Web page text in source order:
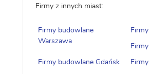
Firmy z innych miast:
Firmy budowlane
Warszawa
Firmy
Firmy
Firmy budowlane Gdańsk Firmy